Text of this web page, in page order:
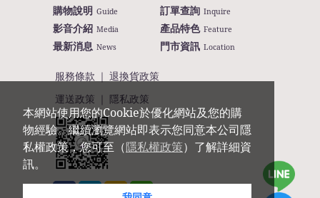
本網站使用您的Cookie於優化網站及您的購
物經驗。繼續瀏覽網站即表示您同意本公司隱
私權政策，您可至（隱私權政策）了解詳細資
訊。
購物說明 Guide 訂單查詢 Inquire
影音介紹 Media 產品特色 Feature
最新消息 News 門市資訊 Location
服務條款 ｜ 退換貨政策
運送政策 ｜ 隱私政策